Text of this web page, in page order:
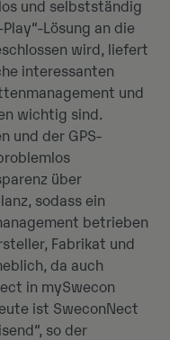
und selbstständig
Lösung an die
wird, liefert
interessanten
und
wichtig sind.
und der GPS-
über
sodass ein
betrieben
Fabrikat und
da auch
in mySwecon
ist SweconNect
so der